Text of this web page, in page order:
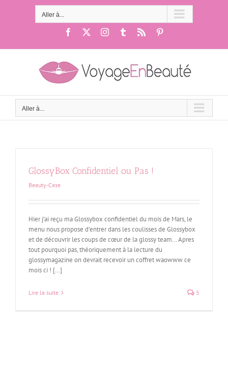
Aller à...
Facebook Instagram
Tumblr
Aller à...
GlossyBox Confidentiel ou Pas !
Beauty-Case
Hier j’ai reçu ma Glossybox confidentiel du mois de Mars, le
menu nous propose d’entrer dans les coulisses de Glossybox
et de découvrir les coups de cœur de la glossy team… Apres
tout pourquoi pas, théoriquement à la lecture du
glossymagazine on devrait recevoir un coffret waowww ce
mois ci ! […]
Lire la suite 5